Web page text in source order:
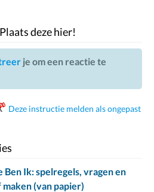
deze hier!
je om een reactie te
Deze instructie melden als ongepast
Ben Ik: spelregels, vragen en
maken (van papier)